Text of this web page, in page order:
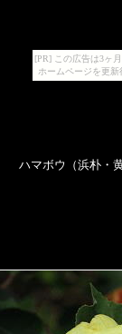
[PR] この広告は3ヶ
ホームページを更
ハマボウ（浜